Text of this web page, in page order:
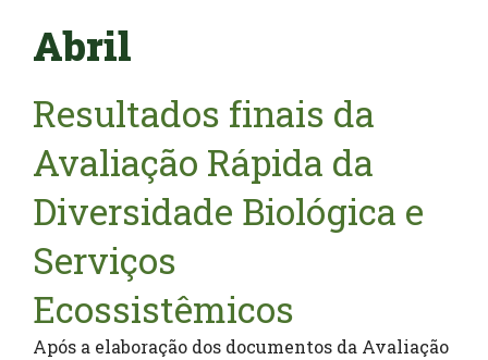
Abril
Resultados finais da
Avaliação Rápida da
Diversidade Biológica e
Serviços
Ecossistêmicos
Após a elaboração dos documentos da Avaliação